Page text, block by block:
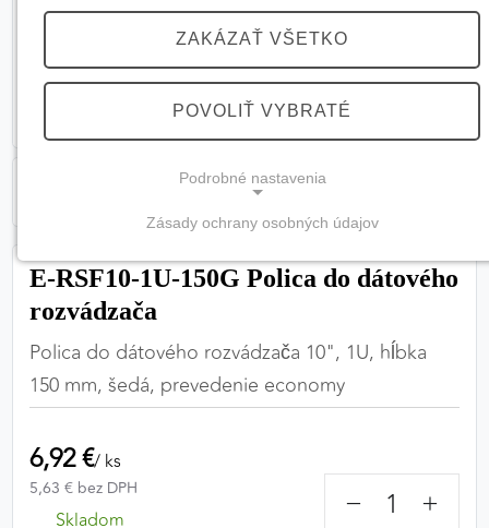
E-RSF10-1U-150G Polica do dátového
rozvádzača
Polica do dátového rozvádzača 10", 1U, hĺbka
150 mm, šedá, prevedenie economy
6,92 €/ ks
5,63 € bez DPH
Skladom
− +
ZAKÁZAŤ VŠETKO
POVOLIŤ VYBRATÉ
Podrobné nastavenia
(vždy aktívne, nemožno vypnúť)
Tieto cookies sú potrebné na správne fungovanie
webovej stránky a bez nich by nebolo možné
PREFERENČNÉ COOKIES
Zásady ochrany osobných údajov